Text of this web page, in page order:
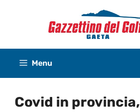
Menu
Covid in provincia,